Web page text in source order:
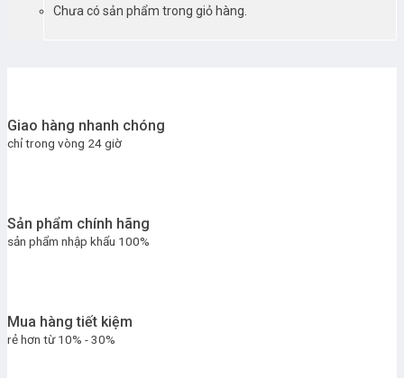
Chưa có sản phẩm trong giỏ hàng.
Giao hàng nhanh chóng
chỉ trong vòng 24 giờ
Sản phẩm chính hãng
sản phẩm nhập khẩu 100%
Mua hàng tiết kiệm
rẻ hơn từ 10% - 30%